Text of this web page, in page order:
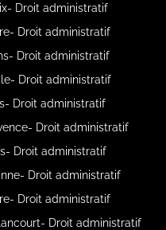
Droit administratif
Droit administratif
Droit administratif
Droit administratif
Droit administratif
Droit administratif
Droit administratif
Droit administratif
Droit administratif
Droit administratif